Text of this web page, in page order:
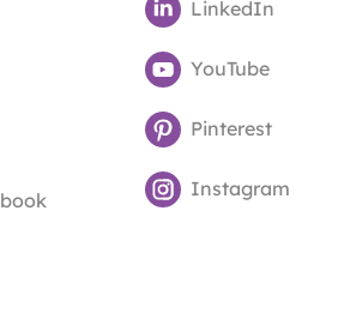
LinkedIn
YouTube
Pinterest
Instagram